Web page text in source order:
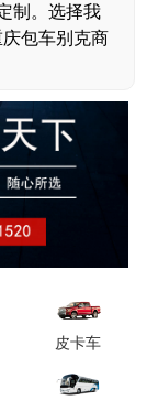
制。选择我
包车别克商
皮卡车